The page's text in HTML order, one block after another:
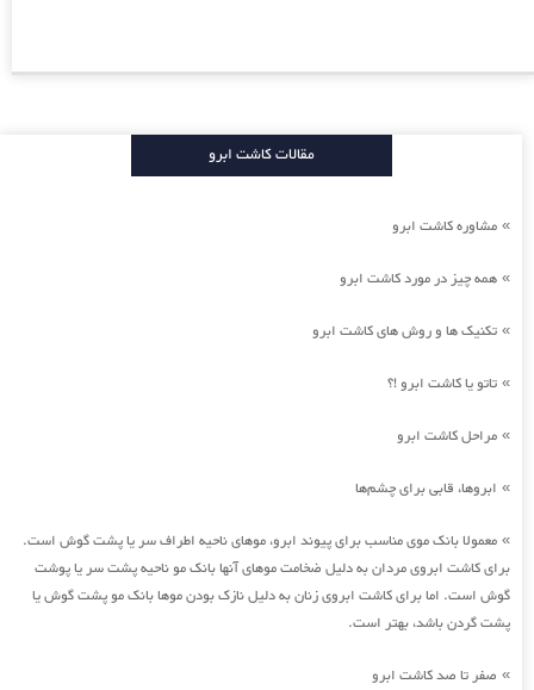
مقالات کاشت ابرو
» مشاوره کاشت ابرو
» همه چیز در مورد کاشت ابرو
» تکنیک ها و روش های کاشت ابرو
» تاتو یا کاشت ابرو !؟
» مراحل کاشت ابرو
» ابروها، قابی برای چشم‌ها
» معمولا بانک موی مناسب برای پیوند ابرو، موهای ناحیه اطراف سر یا پشت گوش است.
برای کاشت ابروی مردان به دلیل ضخامت موهای آنها بانک مو ناحیه پشت سر یا پوشت
گوش است. اما برای کاشت ابروی زنان به دلیل نازک بودن موها بانک مو پشت گوش یا
پشت گردن باشد، بهتر است.
» صفر تا صد کاشت ابرو